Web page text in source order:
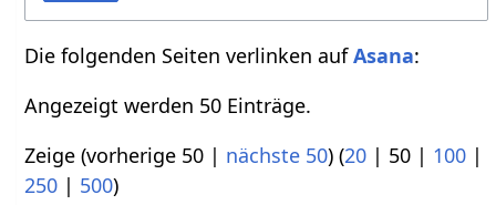
Die folgenden Seiten verlinken aufAsana:
Angezeigt werden 50 Einträge.
Zeige (vorherige 50 | nächste 50) (20 | 50 | 100 |
250 | 500)